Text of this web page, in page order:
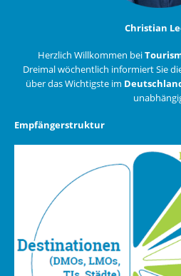
Christian
Herzlich Willkommen bei
Dreimal wöchentlich informiert Sie
über das Wichtigste im
Empfängerstruktur